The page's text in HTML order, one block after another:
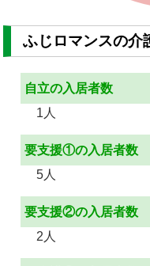
ふじロマンスの介
自立の入居者数
1人
要支援①の入居者数
5人
要支援②の入居者数
2人